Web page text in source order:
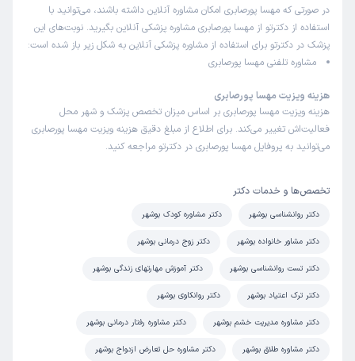
در صورتی که مهسا پورصابری امکان مشاوره آنلاین داشته باشند، می‌توانید با
استفاده از دکترتو از مهسا پورصابری مشاوره پزشکی آنلاین بگیرید. نوبت‌های این
پزشک در دکترتو برای استفاده از مشاوره پزشکی آنلاین به شکل زیر باز شده است:
مشاوره تلفنی مهسا پورصابری
هزینه ویزیت مهسا پورصابری
هزینه ویزیت مهسا پورصابری بر اساس میزان تخصص پزشک و شهر محل
فعالیت‌اش تغییر می‌کند. برای اطلاع از مبلغ دقیق هزینه ویزیت مهسا پورصابری
می‌توانید به پروفایل مهسا پورصابری در دکترتو مراجعه کنید.
تخصص‌ها و خدمات دکتر
دکتر روانشناسی بوشهر دکتر مشاوره کودک بوشهر
دکتر مشاور خانواده بوشهر دکتر زوج درمانی بوشهر
دکتر تست روانشناسی بوشهر دکتر آموزش مهارتهای زندگی بوشهر
دکتر ترک اعتیاد بوشهر دکتر روانکاوی بوشهر
دکتر مشاوره مدیریت خشم بوشهر دکتر مشاوره رفتار درمانی بوشهر
دکتر مشاوره طلاق بوشهر دکتر مشاوره حل تعارض ازدواج بوشهر